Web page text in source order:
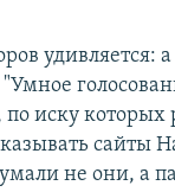
удивляется:
иску которых
сайты
не они, а